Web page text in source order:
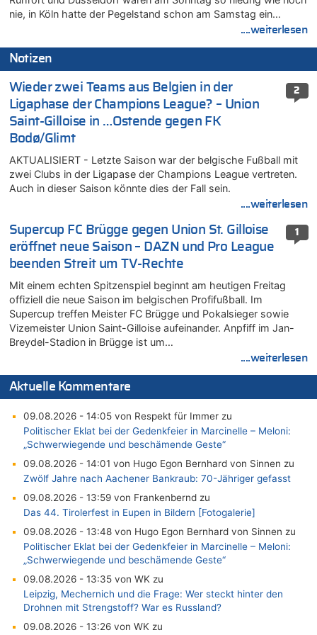
nie, in Köln hatte der Pegelstand schon am Samstag ein…
....weiterlesen
Notizen
2
Wieder zwei Teams aus Belgien in der
Ligaphase der Champions League? – Union
Saint-Gilloise in …Ostende gegen FK
Bodø/Glimt
AKTUALISIERT - Letzte Saison war der belgische Fußball mit
zwei Clubs in der Ligapase der Champions League vertreten.
Auch in dieser Saison könnte dies der Fall sein.
....weiterlesen
1
Supercup FC Brügge gegen Union St. Gilloise
eröffnet neue Saison – DAZN und Pro League
beenden Streit um TV-Rechte
Mit einem echten Spitzenspiel beginnt am heutigen Freitag
offiziell die neue Saison im belgischen Profifußball. Im
Supercup treffen Meister FC Brügge und Pokalsieger sowie
Vizemeister Union Saint-Gilloise aufeinander. Anpfiff im Jan-
Breydel-Stadion in Brügge ist um…
....weiterlesen
Aktuelle Kommentare
09.08.2026 - 14:05 von Respekt für Immer zu
Politischer Eklat bei der Gedenkfeier in Marcinelle – Meloni:
„Schwerwiegende und beschämende Geste“
09.08.2026 - 14:01 von Hugo Egon Bernhard von Sinnen zu
Zwölf Jahre nach Aachener Bankraub: 70-Jähriger gefasst
09.08.2026 - 13:59 von Frankenbernd zu
Das 44. Tirolerfest in Eupen in Bildern [Fotogalerie]
09.08.2026 - 13:48 von Hugo Egon Bernhard von Sinnen zu
Politischer Eklat bei der Gedenkfeier in Marcinelle – Meloni:
„Schwerwiegende und beschämende Geste“
09.08.2026 - 13:35 von WK zu
Leipzig, Mechernich und die Frage: Wer steckt hinter den
Drohnen mit Strengstoff? War es Russland?
09.08.2026 - 13:26 von WK zu